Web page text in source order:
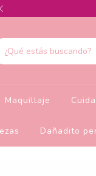
Maquillaje
Dañadito